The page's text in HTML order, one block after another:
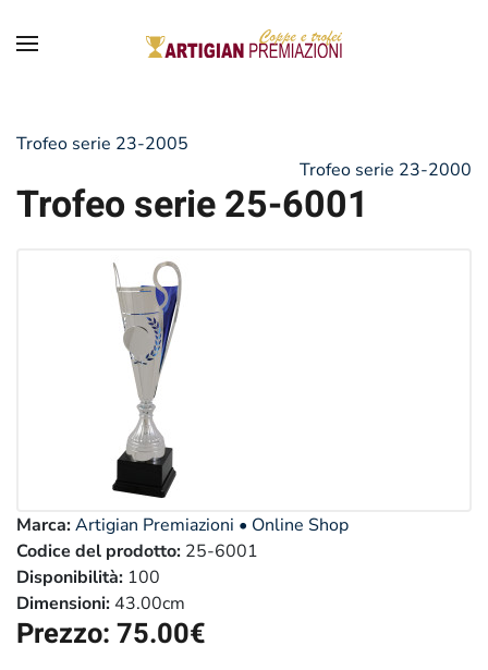
Trofeo serie 23-2005
Trofeo serie 23-2000
Trofeo serie 25-6001
Marca:Artigian Premiazioni • Online Shop
Codice del prodotto: 25-6001
Disponibilità: 100
Dimensioni: 43.00cm
Prezzo:75.00‎€